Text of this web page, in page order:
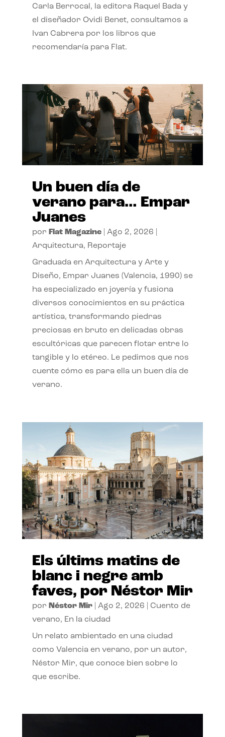
Carla Berrocal, la editora Raquel Bada y
el diseñador Ovidi Benet, consultamos a
Ivan Cabrera por los libros que
recomendaría para Flat.
Un buen día de
verano para… Empar
Juanes
por Flat Magazine| Ago 2, 2026
Arquitectura, Reportaje
Graduada en Arquitectura y Arte y
Diseño, Empar Juanes (Valencia, 1990) se
ha especializado en joyería y fusiona
diversos conocimientos en su práctica
artística, transformando piedras
preciosas en bruto en delicadas obras
escultóricas que parecen flotar entre lo
tangible y lo etéreo. Le pedimos que nos
cuente cómo es para ella un buen día de
verano.
Els últims matins de
blanc i negre amb
faves, por Néstor Mir
por Néstor Mir| Ago 2, 2026
Cuento de
verano, En la ciudad
Un relato ambientado en una ciudad
como Valencia en verano, por un autor,
Néstor Mir, que conoce bien sobre lo
que escribe.